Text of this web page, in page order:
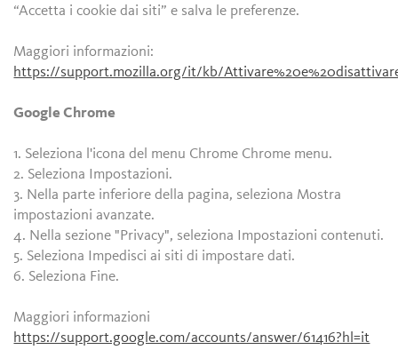
“Accetta i cookie dai siti” e salva le preferenze.
Maggiori informazioni:
https://support.mozilla.org/it/kb/
Google Chrome
1. Seleziona l'icona del menu Chrome Chrome menu.
2. Seleziona Impostazioni.
3. Nella parte inferiore della pagina, seleziona Mostra
impostazioni avanzate.
4. Nella sezione "Privacy", seleziona Impostazioni contenuti.
5. Seleziona Impedisci ai siti di impostare dati.
6. Seleziona Fine.
Maggiori informazioni
https://support.google.com/accounts/answer/61416?hl=it